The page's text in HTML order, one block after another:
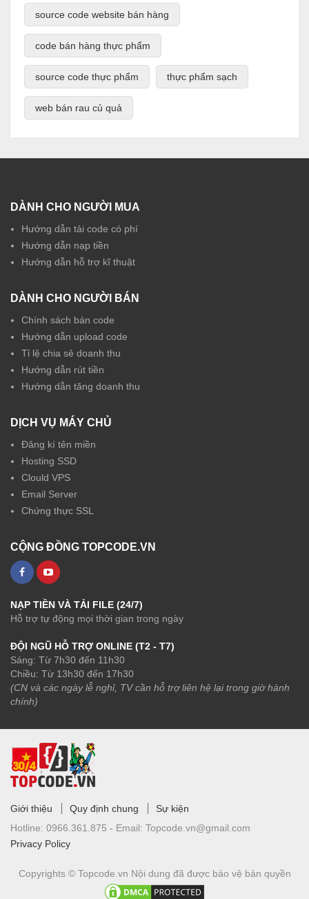
source code website bán hàng
code bán hàng thực phẩm
source code thực phẩm thực phẩm sạch
web bán rau củ quả
DÀNH CHO NGƯỜI MUA
Hướng dẫn tải code có phí
Hướng dẫn nạp tiền
Hướng dẫn hỗ trợ kĩ thuật
DÀNH CHO NGƯỜI BÁN
Chính sách bán code
Hướng dẫn upload code
Tỉ lệ chia sẻ doanh thu
Hướng dẫn rút tiền
Hướng dẫn tăng doanh thu
DỊCH VỤ MÁY CHỦ
Đăng kí tên miền
Hosting SSD
Clould VPS
Email Server
Chứng thực SSL
CỘNG ĐỒNG TOPCODE.VN
NẠP TIỀN VÀ TẢI FILE (24/7)
Hỗ trợ tự động mọi thời gian trong ngày
ĐỘI NGŨ HỖ TRỢ ONLINE (T2 - T7)
Sáng: Từ 7h30 đến 11h30
Chiều: Từ 13h30 đến 17h30
(CN và các ngày lễ nghỉ, TV cần hỗ trợ liên hệ lại trong giờ hành
chính)
Giới thiệu Quy định chung
Sự kiện
Hotline: 0966.361.875 - Email: Topcode.vn@gmail.com
Privacy Policy
Copyrights © Topcode.vn Nội dung đã được bảo vệ bản quyền